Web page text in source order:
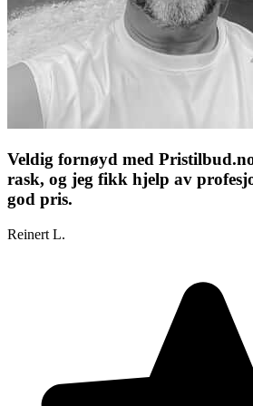
Veldig fornøyd med
rask, og jeg fikk hjelp av
god pris.
Reinert L.